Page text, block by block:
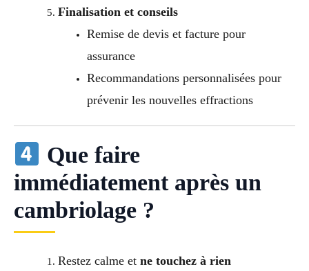
Finalisation et conseils
Remise de devis et facture pour
assurance
Recommandations personnalisées pour
prévenir les nouvelles effractions
Que faire
immédiatement après un
cambriolage ?
Restez calme et ne touchez à rien